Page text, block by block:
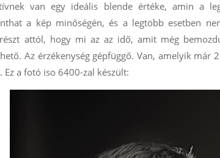
van egy ideális blende értéke, amin a
a kép minőségén, és a legtöbb esetben
attól, hogy mi az az idő, amit még
Az érzékenység gépfüggő. Van, amelyik már
Ez a fotó iso 6400-zal készült: